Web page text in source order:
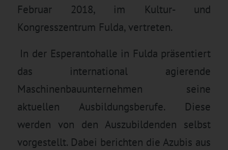
Februar 2018, im Kultur- und
Kongresszentrum Fulda, vertreten.
In der Esperantohalle in Fulda präsentiert
das international agierende
Maschinenbauunternehmen seine
aktuellen Ausbildungsberufe. Diese
werden von den Auszubildenden selbst
vorgestellt. Dabei berichten die Azubis aus